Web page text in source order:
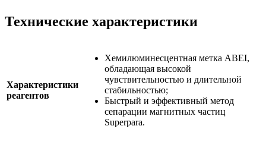
Технические характеристики
Характеристики
реагентов
Хемилюминесцентная метка ABEI,
обладающая высокой
чувствительностью и длительной
стабильностью;
Быстрый и эффективный метод
сепарации магнитных частиц
Superpara.